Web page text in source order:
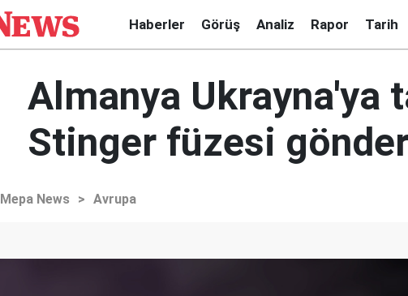
Haberler Görüş Analiz Rapor Tarih
Almanya Ukrayna'ya
Stinger füzesi
Mepa News > Avrupa